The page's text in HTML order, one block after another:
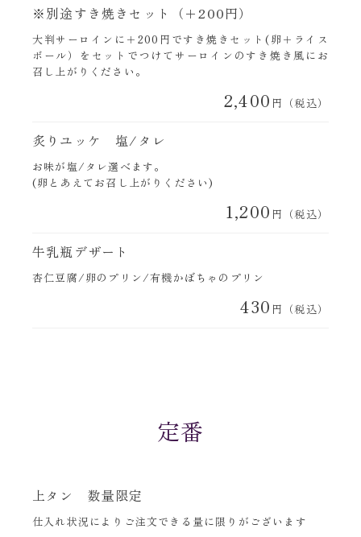
※別途すき焼きセット（＋200円）
大判サーロインに＋200円ですき焼きセット(卵＋ライス
ボール）をセットでつけてサーロインのすき焼き風にお
召し上がりください。
2,400 円（税込）
炙りユッケ 塩/タレ
お味が塩/タレ選べます。
(卵とあえてお召し上がりください)
1,200 円（税込）
牛乳瓶デザート
杏仁豆腐/卵のプリン/有機かぼちゃのプリン
430 円（税込）
定番
上タン 数量限定
仕入れ状況によりご注文できる量に限りがございます